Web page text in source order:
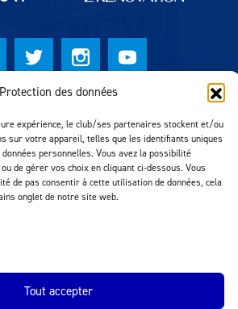
Protection des données
expérience, le club/ses partenaires stockent et/ou
sur votre appareil, telles que les identifiants uniques
personnelles. Vous avez la possibilité
de gérer vos choix en cliquant ci-dessous. Vous
de pas consentir à cette utilisation de données, cela
onglet de notre site web.
Tout accepter
Réalisation MTM Agency